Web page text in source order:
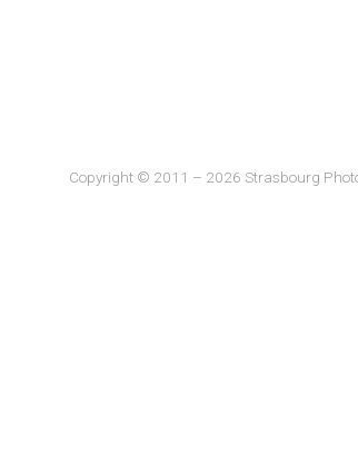
Copyright © 2011 – 2026 Strasbourg